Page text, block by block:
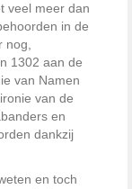
veel meer dan
in de
1302 aan de
van Namen
van de
en
dankzij
en toch